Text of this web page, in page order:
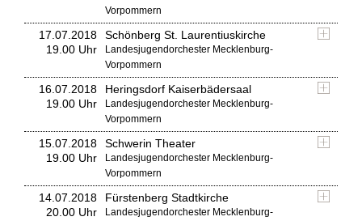
Vorpommern
17.07.2018
19.00 Uhr
Schönberg St. Laurentiuskirche
Landesjugendorchester Mecklenburg-
Vorpommern
16.07.2018
19.00 Uhr
Heringsdorf Kaiserbädersaal
Landesjugendorchester Mecklenburg-
Vorpommern
15.07.2018
19.00 Uhr
Schwerin Theater
Landesjugendorchester Mecklenburg-
Vorpommern
14.07.2018
20.00 Uhr
Fürstenberg Stadtkirche
Landesjugendorchester Mecklenburg-